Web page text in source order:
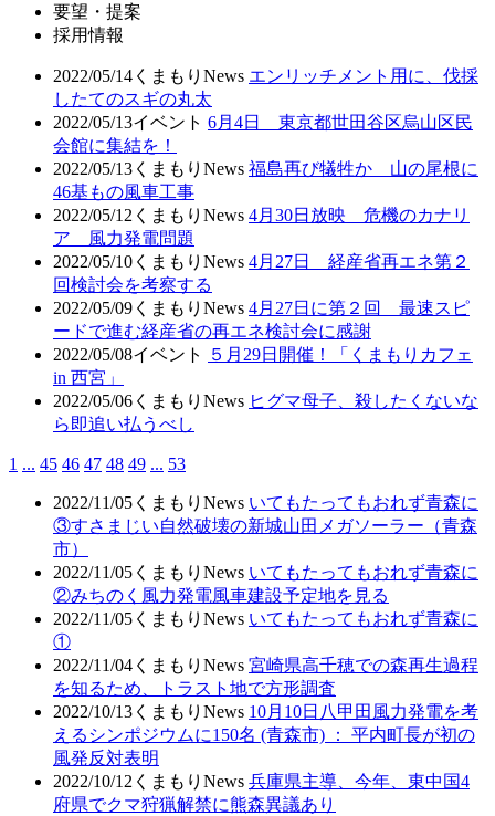
要望・提案
採用情報
2022/05/14 くまもりNews エンリッチメント用に、伐採
したてのスギの丸太
2022/05/13イベント 6月4日 東京都世田谷区烏山区民
会館に集結を！
2022/05/13 くまもりNews 福島再び犠牲か 山の尾根に
46基もの風車工事
2022/05/12 くまもりNews 4月30日放映 危機のカナリ
ア 風力発電問題
2022/05/10 くまもりNews 4月27日 経産省再エネ第２
回検討会を考察する
2022/05/09 くまもりNews 4月27日に第２回 最速スピ
ードで進む経産省の再エネ検討会に感謝
2022/05/08イベント
５月29日開催！「くまもりカフェ
in 西宮」
2022/05/06 くまもりNews ヒグマ母子、殺したくないな
ら即追い払うべし
1 ... 45 46 47 48 49 ... 53
2022/11/05 くまもりNews いてもたってもおれず青森に
③すさまじい自然破壊の新城山田メガソーラー（青森
市）
2022/11/05 くまもりNews いてもたってもおれず青森に
②みちのく風力発電風車建設予定地を見る
2022/11/05 くまもりNews いてもたってもおれず青森に
①
2022/11/04 くまもりNews 宮崎県高千穂での森再生過程
を知るため、トラスト地で方形調査
2022/10/13 くまもりNews 10月10日八甲田風力発電を考
えるシンポジウムに150名 (青森市) ： 平内町長が初の
風発反対表明
2022/10/12 くまもりNews 兵庫県主導、今年、東中国4
府県でクマ狩猟解禁に熊森異議あり